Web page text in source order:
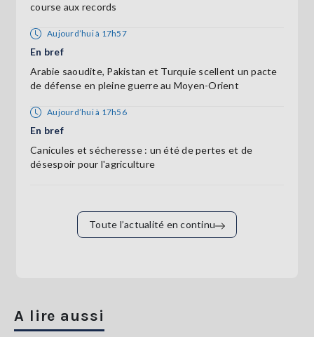
course aux records
Aujourd’hui à 17h57
En bref
Arabie saoudite, Pakistan et Turquie scellent un pacte
de défense en pleine guerre au Moyen-Orient
Aujourd’hui à 17h56
En bref
Canicules et sécheresse : un été de pertes et de
désespoir pour l'agriculture
Toute l’actualité en continu
A lire aussi